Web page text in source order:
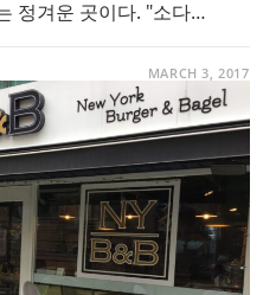
정겨운 곳이다. "소다…
MARCH 3, 2017